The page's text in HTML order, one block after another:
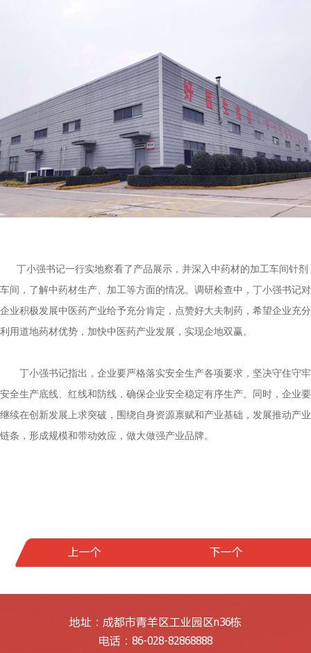
丁小强书记一行实地察看了产品展示，并深入中药材的加工车间针剂
车间，了解中药材生产、加工等方面的情况。调研检查中，丁小强书记对
企业积极发展中医药产业给予充分肯定，点赞好大夫制药，希望企业充分
利用道地药材优势，加快中医药产业发展，实现企地双赢。
丁小强书记指出，企业要严格落实安全生产各项要求，坚决守住守牢
安全生产底线、红线和防线，确保企业安全稳定有序生产。同时，企业要
继续在创新发展上求突破，围绕自身资源禀赋和产业基础，发展推动产业
链条，形成规模和带动效应，做大做强产业品牌。
上一个 下一个
地址：成都市青羊区工业园区n36栋
电话：86-028-82868888